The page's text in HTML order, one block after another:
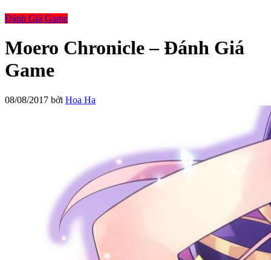
Đánh Giá Game
Moero Chronicle – Đánh Giá
Game
08/08/2017 bởi Hoa Ha